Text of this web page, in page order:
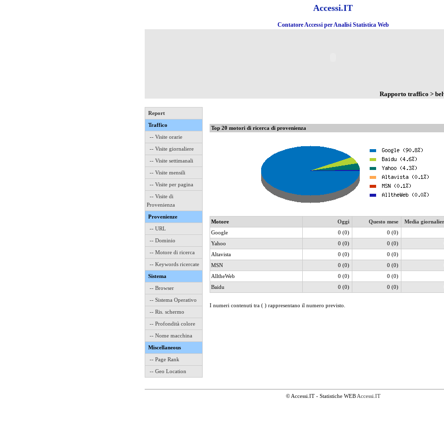
Accessi.IT
Contatore Accessi per Analisi Statistica Web
Rapporto traffico >
Report
Traffico
-- Visite orarie
-- Visite giornaliere
-- Visite settimanali
-- Visite mensili
-- Visite per pagina
-- Visite di
Provenienza
Provenienze
-- URL
-- Dominio
-- Motore di ricerca
-- Keywords ricercate
Sistema
-- Browser
-- Sistema Operativo
-- Ris. schermo
-- Profondità colore
-- Nome macchina
Miscellaneous
-- Page Rank
-- Geo Location
Top 20 motori di ricerca di provenienza
Motore Oggi Questo mese Media
Google
0 (0) 0 (0)
Yahoo
0 (0) 0 (0)
Altavista
0 (0) 0 (0)
MSN
0 (0) 0 (0)
AlltheWeb
0 (0) 0 (0)
Baidu
0 (0) 0 (0)
I numeri contenuti tra ( ) rappresentano il numero previsto.
© Accessi.IT - Statistiche WEB Accessi.IT